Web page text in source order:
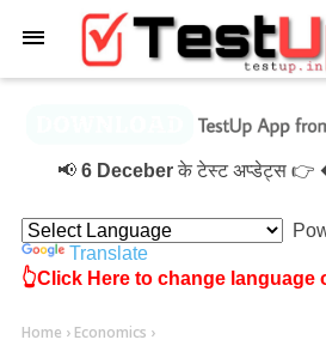
6 Deceberके टेस्ट अप्डेट्स 👉 ◆
Translate
👆Click Here to change language
Home › Economics ›